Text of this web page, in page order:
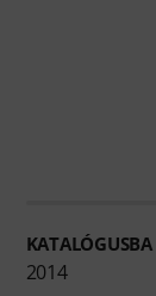
KATALÓGUSBA
2014